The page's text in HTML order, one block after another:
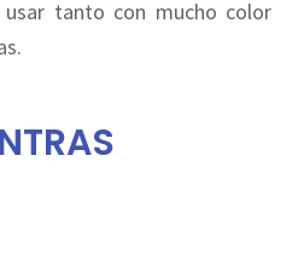
tanto con mucho color